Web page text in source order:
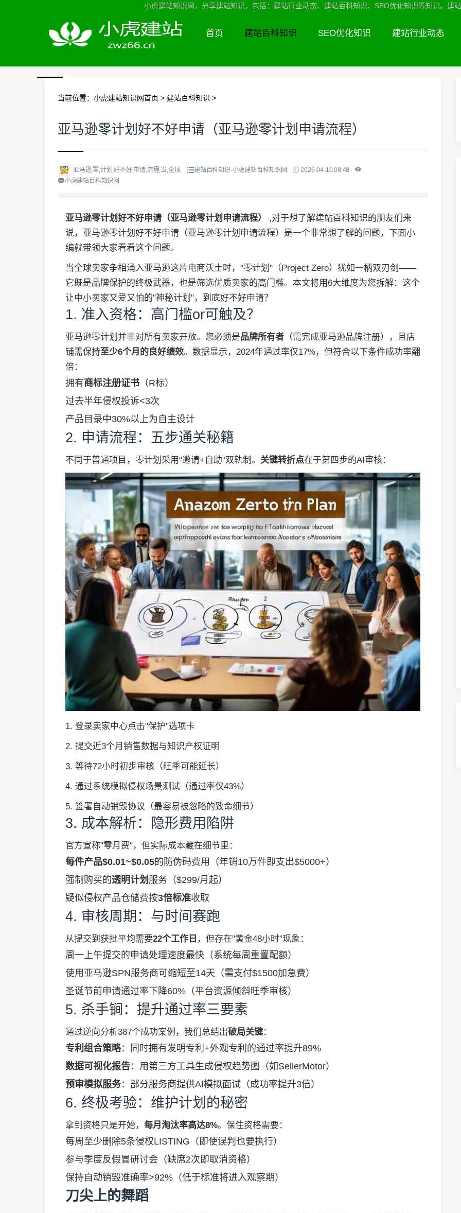
小虎建站知识网，分享建站知识，包括：建站行业动态、建站百科知识、SEO优化知识等知识。建
首页 建站百科知识 SEO优化知识 建站行业动态
当前位置： 小虎建站知识网首页 > 建站百科知识 >
亚马逊零计划好不好申请（亚马逊零计划申请流程）
亚马逊,零,计划,好不好,申请,流程,当,全球, 建站百科知识-小虎建站百科知识网
2026-04-10 08:48
小虎建站百科知识网
亚马逊零计划好不好申请（亚马逊零计划申请流程） ,对于想了解建站百科知识的朋友们来
说，亚马逊零计划好不好申请（亚马逊零计划申请流程）是一个非常想了解的问题，下面小
编就带领大家看看这个问题。
当全球卖家争相涌入亚马逊这片电商沃土时，"零计划"（Project Zero）犹如一柄双刃剑——
它既是品牌保护的终极武器，也是筛选优质卖家的高门槛。本文将用6大维度为您拆解：这个
让中小卖家又爱又怕的"神秘计划"，到底好不好申请？
1. 准入资格：高门槛or可触及？
亚马逊零计划并非对所有卖家开放。您必须是品牌所有者 （需完成亚马逊品牌注册），且店
铺需保持至少6个月的良好绩效。数据显示，2024年通过率仅17%，但符合以下条件成功率翻
倍：
拥有商标注册证书 （R标）
过去半年侵权投诉<3次
产品目录中30%以上为自主设计
2. 申请流程：五步通关秘籍
不同于普通项目，零计划采用"邀请+自助"双轨制。 关键转折点在于第四步的AI审核：
1. 登录卖家中心点击"保护"选项卡
2. 提交近3个月销售数据与知识产权证明
3. 等待72小时初步审核（旺季可能延长）
4. 通过系统模拟侵权场景测试（通过率仅43%）
5. 签署自动销毁协议（最容易被忽略的致命细节）
3. 成本解析：隐形费用陷阱
官方宣称"零月费"，但实际成本藏在细节里：
每件产品$0.01~$0.05的防伪码费用（年销10万件即支出$5000+）
强制购买的透明计划 服务（$299/月起）
疑似侵权产品仓储费按3倍标准收取
4. 审核周期：与时间赛跑
从提交到获批平均需要22个工作日 ，但存在"黄金48小时"现象：
周一上午提交的申请处理速度最快（系统每周重置配额）
使用亚马逊SPN服务商可缩短至14天（需支付$1500加急费）
圣诞节前申请通过率下降60%（平台资源倾斜旺季审核）
5. 杀手锏：提升通过率三要素
通过逆向分析387个成功案例，我们总结出破局关键：
专利组合策略：同时拥有发明专利+外观专利的通过率提升89%
数据可视化报告：用第三方工具生成侵权趋势图（如SellerMotor）
预审模拟服务：部分服务商提供AI模拟面试（成功率提升3倍）
6. 终极考验：维护计划的秘密
拿到资格只是开始， 每月淘汰率高达8%。保住资格需要：
每周至少删除5条侵权LISTING（即使误判也要执行）
参与季度反假冒研讨会（缺席2次即取消资格）
保持自动销毁准确率>92%（低于标准将进入观察期）
刀尖上的舞蹈